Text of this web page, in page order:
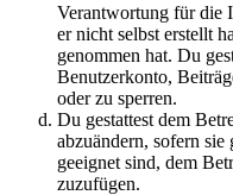
Verantwortung für die
er nicht selbst erstellt
genommen hat. Du
Benutzerkonto,
oder zu sperren.
Du gestattest dem
abzuändern, sofern
geeignet sind, dem
zuzufügen.